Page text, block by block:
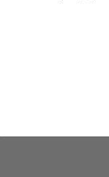
25/12/2023 À